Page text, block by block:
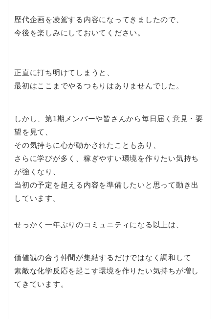
歴代企画を凌駕する内容になってきましたので、
今後を楽しみにしておいてください。
正直に打ち明けてしまうと、
最初はここまでやるつもりはありませんでした。
しかし、第1期メンバーや皆さんから毎日届く意見・要
望を見て、
その気持ちに心が動かされたこともあり、
さらに学びが多く、稼ぎやすい環境を作りたい気持ち
が強くなり、
当初の予定を超える内容を準備したいと思って動き出
しています。
せっかく一年ぶりのコミュニティになる以上は、
価値観の合う仲間が集結するだけではなく調和して
素敵な化学反応を起こす環境を作りたい気持ちが増し
てきています。